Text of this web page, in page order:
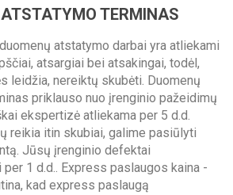
TERMINAS
atstatymo darbai yra atliekami
atsargiai bei atsakingai, todėl,
leidžia, nereiktų skubėti. Duomenų
priklauso nuo įrenginio pažeidimų
ekspertizė atliekama per 5 d.d.
reikia itin skubiai, galime pasiūlyti
Jūsų įrenginio defektai
1 d.d.. Express paslaugos kaina -
kad express paslaugą